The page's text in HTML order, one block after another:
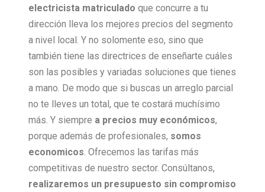
electricista matriculado que concurre a tu
dirección lleva los mejores precios del segmento
a nivel local. Y no solomente eso, sino que
también tiene las directrices de enseñarte cuáles
son las posibles y variadas soluciones que tienes
a mano. De modo que si buscas un arreglo parcial
no te lleves un total, que te costará muchísimo
más. Y siempre a precios muy económicos,
porque además de profesionales, somos
economicos . Ofrecemos las tarifas más
competitivas de nuestro sector. Consúltanos,
realizaremos un presupuesto sin compromiso